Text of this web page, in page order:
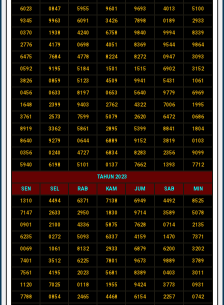
6023 0847 5955 9601 9693 4013 5100
9345 9963 6091 3426 7898 0189 2933
0370 1938 4240 6758 9840 9994 8339
2776 4179 0698 4051 8369 9544 9864
6475 7684 4778 8224 8272 0947 3093
0592 9195 5184 1501 1515 6902 3152
3826 0859 5123 4509 9941 5431 1061
0456 0633 8197 0653 5640 9779 6969
1648 2399 9403 2762 4322 7006 1995
3761 2573 7599 5079 2620 6472 0686
8919 3362 5861 2895 5399 8841 1804
8640 9279 0644 6889 9152 3819 0103
0356 0240 4727 6834 8283 2356 9099
5940 6198 5101 0137 7662 1393 7712
TAHUN 2023
SEN SEL RAB KAM JUM SAB MIN
1310 4494 6371 7138 6949 4492 8525
7147 2633 2950 1830 9714 3589 5078
0901 2100 4336 5875 7628 0714 2135
6235 0272 5093 6337 4159 1470 7371
0069 1061 8132 2933 6879 6200 3202
7401 3512 6225 7801 9673 9889 3789
7561 4195 2023 5681 8389 0403 3011
1120 7025 0118 1955 9424 3773 0931
7788 0854 2465 4468 6154 2257 0742